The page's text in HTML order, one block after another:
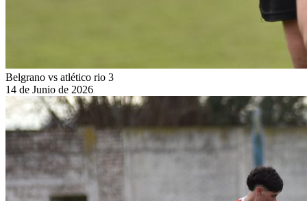
Belgrano vs atlético rio 3
14 de Junio de 2026